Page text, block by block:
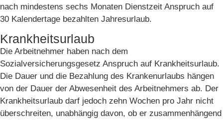
nach mindestens sechs Monaten Dienstzeit Anspruch auf
30 Kalendertage bezahlten Jahresurlaub.
Krankheitsurlaub
Die Arbeitnehmer haben nach dem
Sozialversicherungsgesetz Anspruch auf Krankheitsurlaub.
Die Dauer und die Bezahlung des Krankenurlaubs hängen
von der Dauer der Abwesenheit des Arbeitnehmers ab. Der
Krankheitsurlaub darf jedoch zehn Wochen pro Jahr nicht
überschreiten, unabhängig davon, ob er zusammenhängend